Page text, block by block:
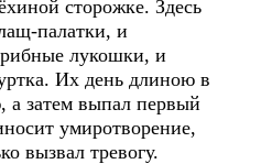
сторожке. Здесь
палатки, и
лукошки, и
Их день длиною в
а затем выпал первый
умиротворение,
вызвал тревогу.